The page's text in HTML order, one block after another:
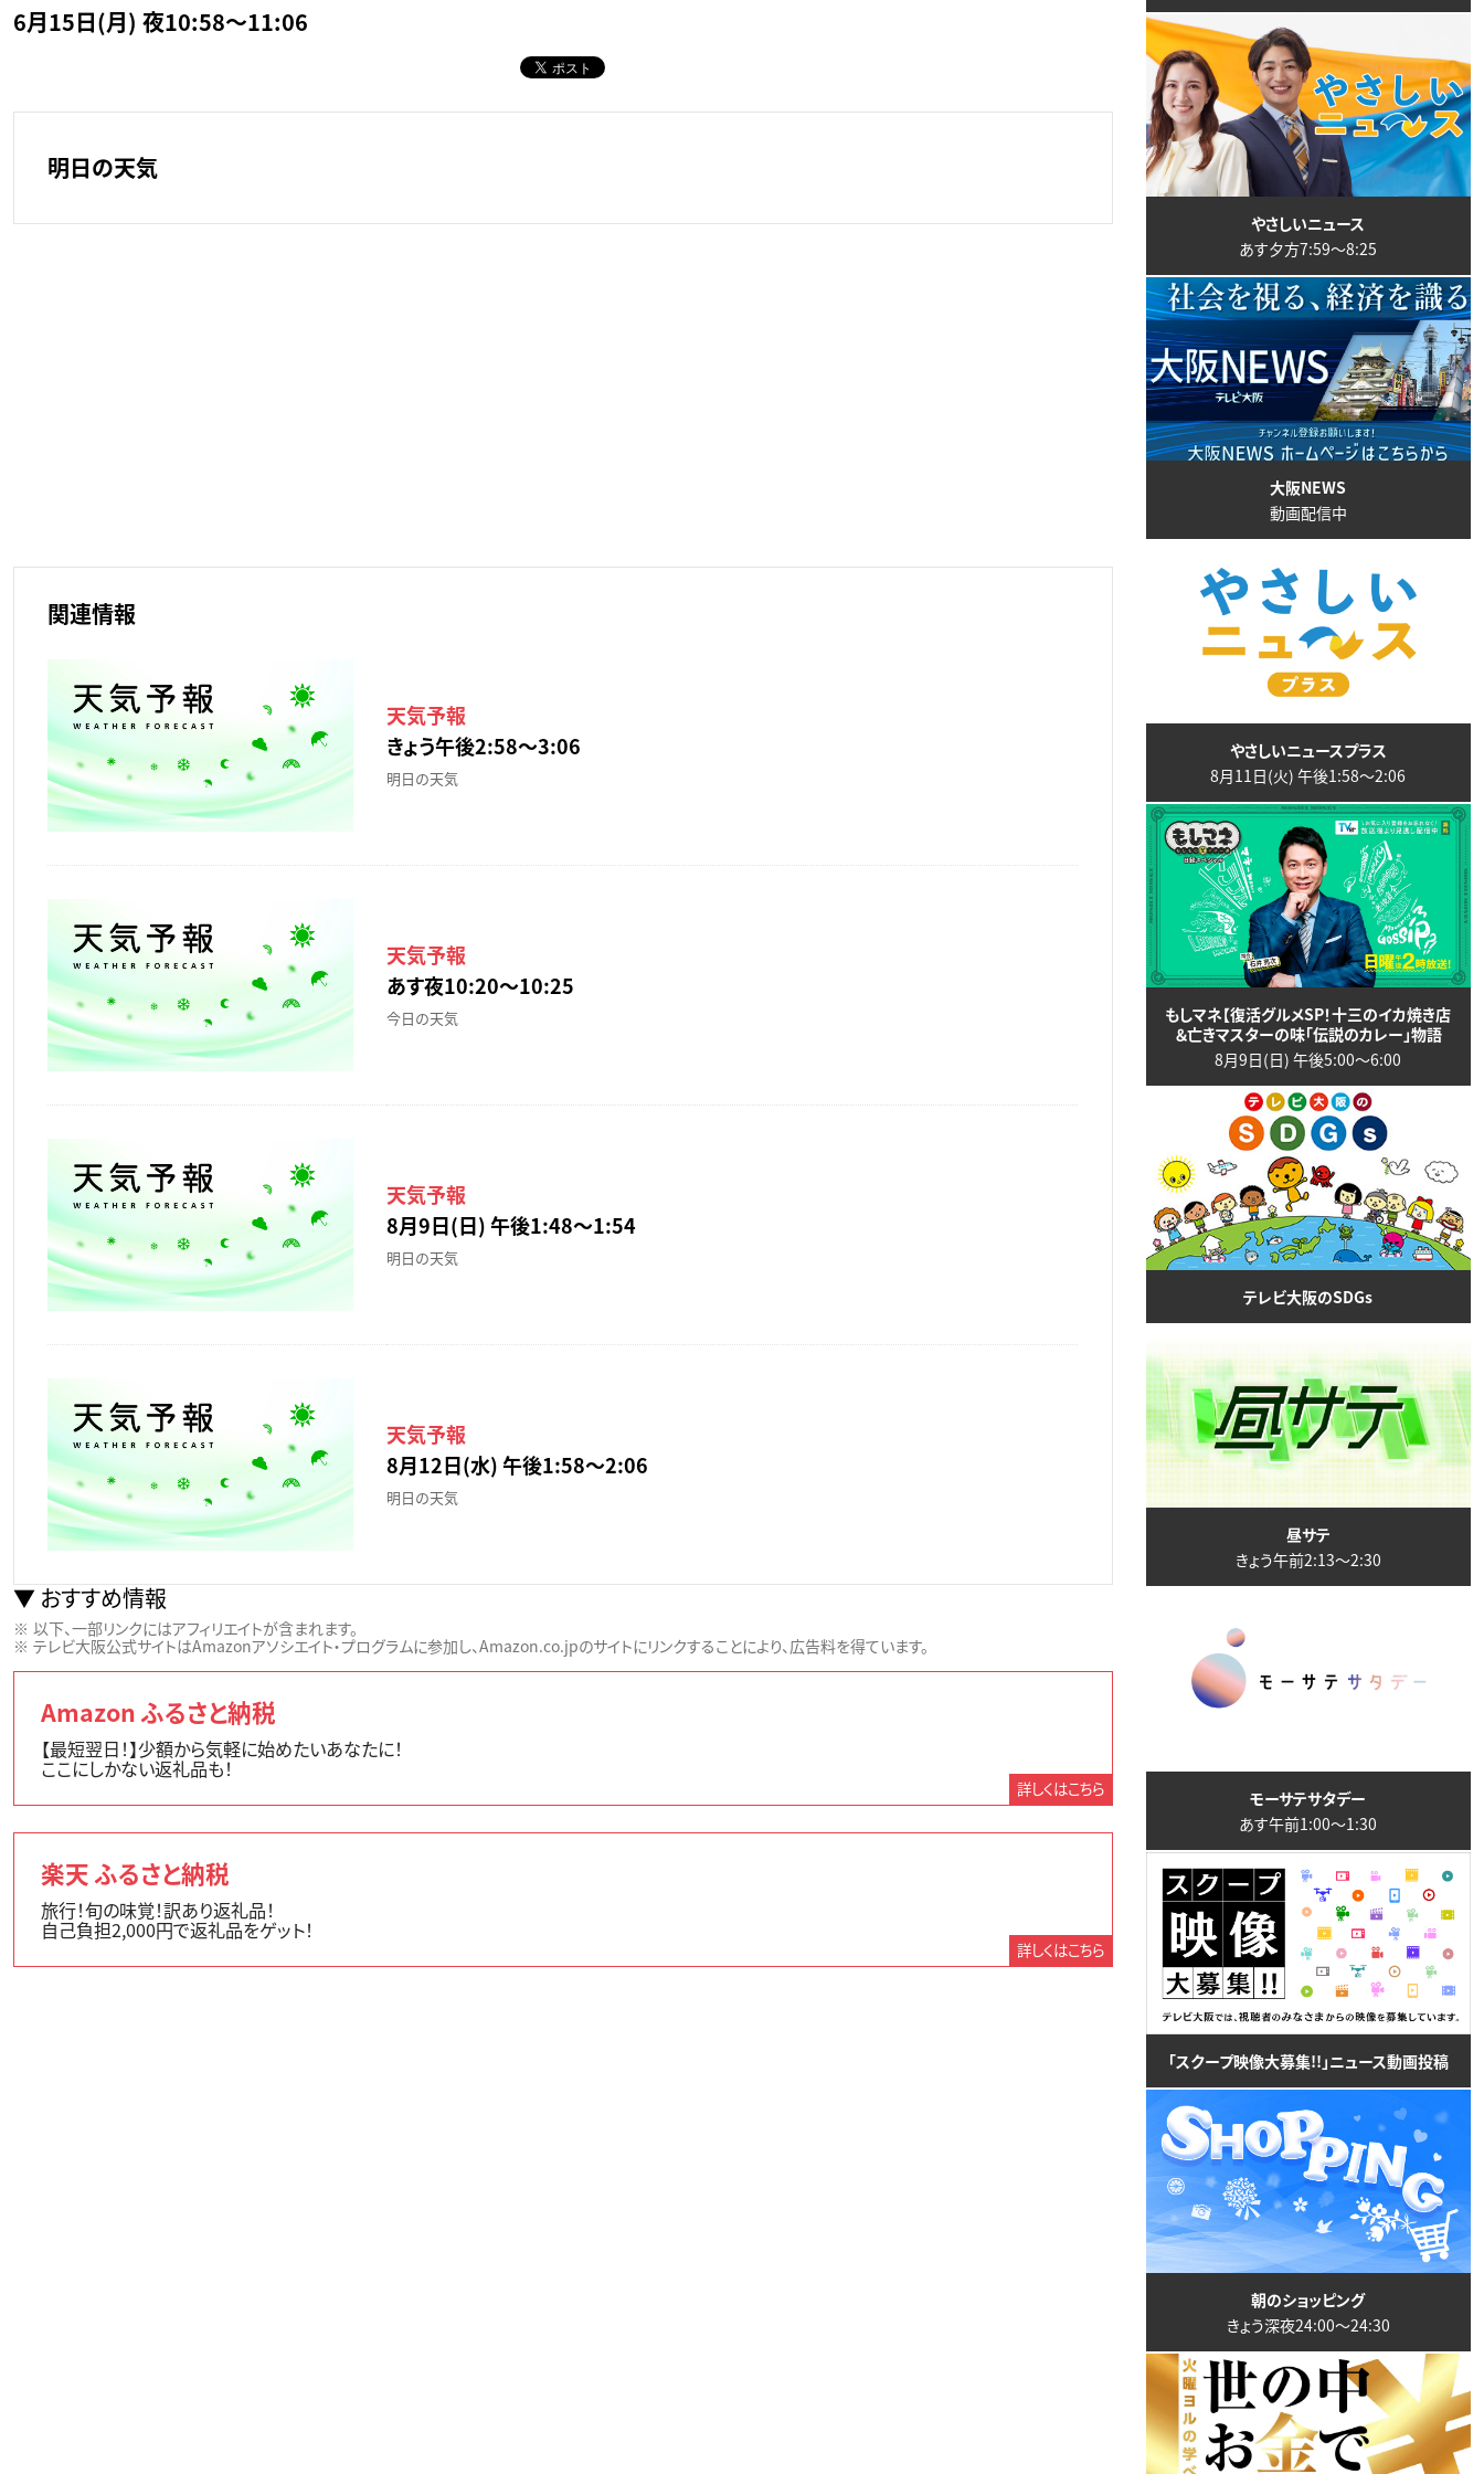
6月15日(月) 夜10:58～11:06
明日の天気
関連情報
天気予報
きょう午後2:58〜3:06
明日の天気
天気予報
あす夜10:20〜10:25
今日の天気
天気予報
8月9日(日) 午後1:48〜1:54
明日の天気
天気予報
8月12日(水) 午後1:58〜2:06
明日の天気
おすすめ情報
以下、一部リンクにはアフィリエイトが含まれます。
テレビ大阪公式サイトはAmazonアソシエイト・プログラムに参加し、Amazon.co.jpのサイトにリンクすることにより、広告料を得ています。
Amazon ふるさと納税
【最短翌日！】少額から気軽に始めたいあなたに！
ここにしかない返礼品も！
詳しくはこちら
楽天 ふるさと納税
旅行！旬の味覚！訳あり返礼品！
自己負担2,000円で返礼品をゲット！
詳しくはこちら
やさしいニュース
あす夕方7:59〜8:25
大阪NEWS
動画配信中
やさしいニュースプラス
8月11日(火) 午後1:58〜2:06
もしマネ【復活グルメSP！十三のイカ焼き店
＆亡きマスターの味「伝説のカレー」物語
8月9日(日) 午後5:00〜6:00
テレビ大阪のSDGs
昼サテ
きょう午前2:13〜2:30
モーサテサタデー
あす午前1:00〜1:30
「スクープ映像大募集!!」ニュース動画投稿
朝のショッピング
きょう深夜24:00〜24:30